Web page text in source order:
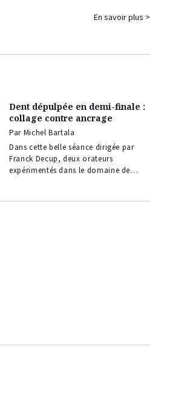
En savoir plus >
Dent dépulpée en demi-finale :
collage contre ancrage
Par Michel Bartala
Dans cette belle séance dirigée par
Franck Decup, deux orateurs
expérimentés dans le domaine de…